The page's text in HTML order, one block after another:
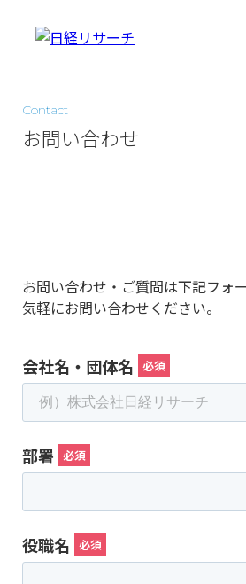
Contact
お問い合わせ
お問い合わせ・ご質問は下記フォ
気軽にお問い合わせください。
会社名・団体名
部署
役職名